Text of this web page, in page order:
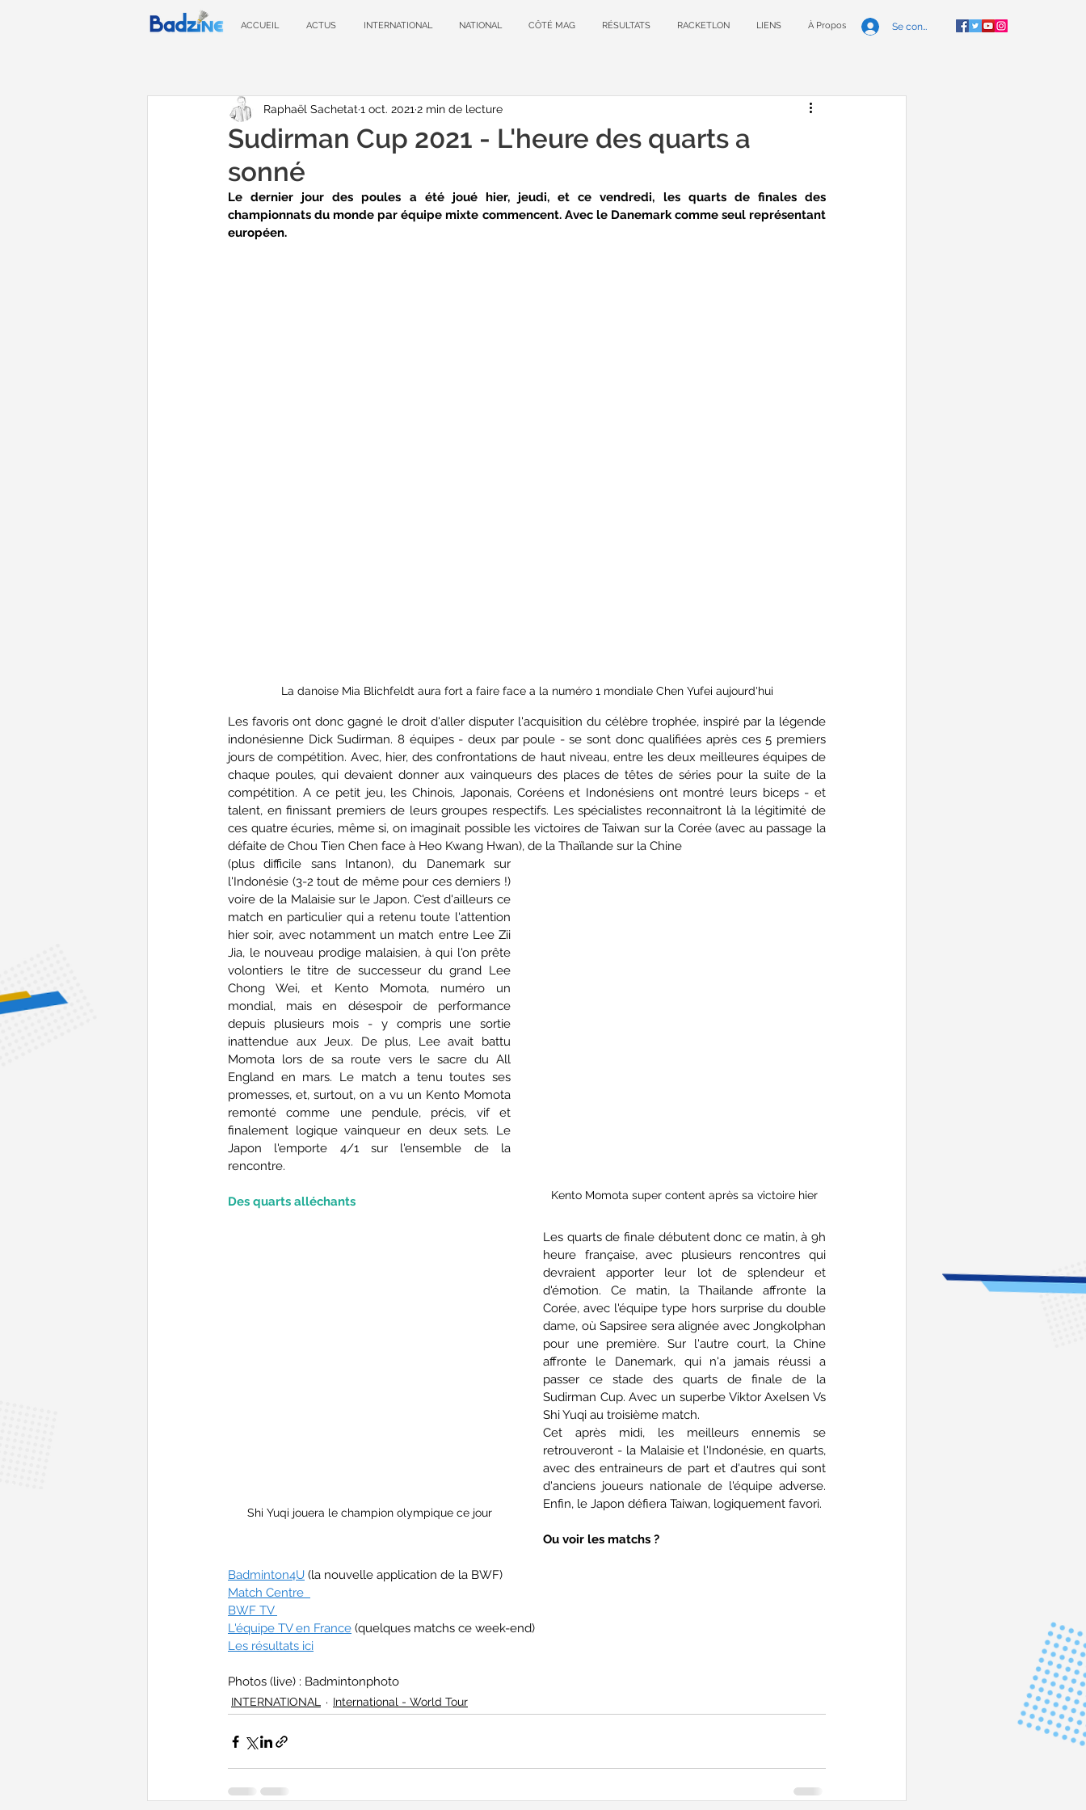
ACCUEIL ACTUS INTERNATIONAL NATIONAL CÔTÉ MAG RÉSULTATS RACKETLON LIENS À Propos Se connecter
Sudirman Cup 2021 - L'heure des quarts a
sonné
Raphaël Sachetat 1 oct. 2021 2 min de lecture
Le dernier jour des poules a été joué hier, jeudi, et ce vendredi, les quarts de finales des
championnats du monde par équipe mixte commencent. Avec le Danemark comme seul représentant
européen.
La danoise Mia Blichfeldt aura fort a faire face a la numéro 1 mondiale Chen Yufei aujourd'hui
Les favoris ont donc gagné le droit d'aller disputer l'acquisition du célèbre trophée, inspiré par la légende
indonésienne Dick Sudirman. 8 équipes - deux par poule - se sont donc qualifiées après ces 5 premiers
jours de compétition. Avec, hier, des confrontations de haut niveau, entre les deux meilleures équipes de
chaque poules, qui devaient donner aux vainqueurs des places de têtes de séries pour la suite de la
compétition. A ce petit jeu, les Chinois, Japonais, Coréens et Indonésiens ont montré leurs biceps - et
talent, en finissant premiers de leurs groupes respectifs. Les spécialistes reconnaitront là la légitimité de
ces quatre écuries, même si, on imaginait possible les victoires de Taiwan sur la Corée (avec au passage la
défaite de Chou Tien Chen face à Heo Kwang Hwan), de la Thaïlande sur la Chine
Kento Momota super content après sa victoire hier
(plus difficile sans Intanon), du Danemark sur
l'Indonésie (3-2 tout de même pour ces derniers !)
voire de la Malaisie sur le Japon. C'est d'ailleurs ce
match en particulier qui a retenu toute l'attention
hier soir, avec notamment un match entre Lee Zii
Jia, le nouveau prodige malaisien, à qui l'on prête
volontiers le titre de successeur du grand Lee
Chong Wei, et Kento Momota, numéro un
mondial, mais en désespoir de performance
depuis plusieurs mois - y compris une sortie
inattendue aux Jeux. De plus, Lee avait battu
Momota lors de sa route vers le sacre du All
England en mars. Le match a tenu toutes ses
promesses, et, surtout, on a vu un Kento Momota
remonté comme une pendule, précis, vif et
finalement logique vainqueur en deux sets. Le
Japon l'emporte 4/1 sur l'ensemble de la
rencontre.
Des quarts alléchants
Shi Yuqi jouera le champion olympique ce jour
Les quarts de finale débutent donc ce matin, à 9h
heure française, avec plusieurs rencontres qui
devraient apporter leur lot de splendeur et
d'émotion. Ce matin, la Thailande affronte la
Corée, avec l'équipe type hors surprise du double
dame, où Sapsiree sera alignée avec Jongkolphan
pour une première. Sur l'autre court, la Chine
affronte le Danemark, qui n'a jamais réussi a
passer ce stade des quarts de finale de la
Sudirman Cup. Avec un superbe Viktor Axelsen Vs
Shi Yuqi au troisième match.
Cet après midi, les meilleurs ennemis se
retrouveront - la Malaisie et l'Indonésie, en quarts,
avec des entraineurs de part et d'autres qui sont
d'anciens joueurs nationale de l'équipe adverse.
Enfin, le Japon défiera Taiwan, logiquement favori.
Ou voir les matchs ?
Badminton4U (la nouvelle application de la BWF)
Match Centre
BWF TV
L'équipe TV en France (quelques matchs ce week-end)
Les résultats ici
Photos (live) : Badmintonphoto
INTERNATIONAL International - World Tour